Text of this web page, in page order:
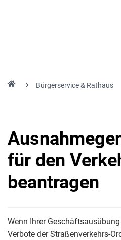
Bürgerservice & Rathaus
für den
beantragen
Wenn Ihrer
Verbote der Straßenverkehrs-